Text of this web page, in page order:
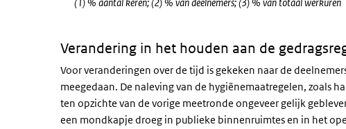
Verandering in het houden aan de
Voor veranderingen over de tijd is gekeken naar de
meegedaan. De naleving van de hygiënemaatregelen, zoals
ten opzichte van de vorige meetronde ongeveer gelijk
een mondkapje droeg in publieke binnenruimtes en in het